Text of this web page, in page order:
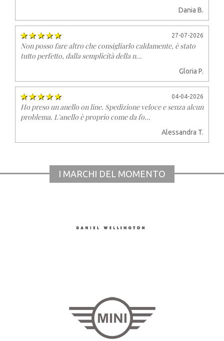
Dania B.
27-07-2026
Non posso fare altro che consigliarlo caldamente, è stato
tutto perfetto, dalla semplicità della n...
Gloria P.
04-04-2026
Ho preso un anello on line. Spedizione veloce e senza alcun
problema. L'anello è proprio come da fo...
Alessandra T.
I MARCHI DEL MOMENTO